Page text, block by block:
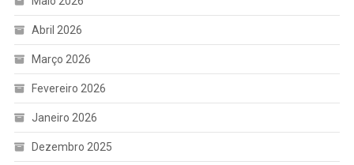
Abril 2026
Março 2026
Fevereiro 2026
Janeiro 2026
Dezembro 2025